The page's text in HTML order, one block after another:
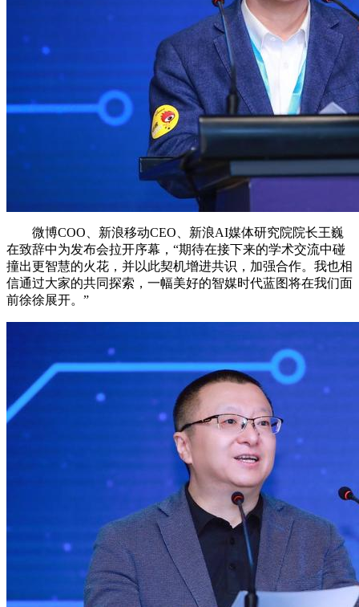
微博COO、新浪移动CEO、新浪AI媒体研究院院长王巍
在致辞中为发布会拉开序幕，“期待在接下来的学术交流中碰
撞出更智慧的火花，并以此契机增进共识，加强合作。我也相
信通过大家的共同探索，一幅美好的智媒时代蓝图将在我们面
前徐徐展开。”